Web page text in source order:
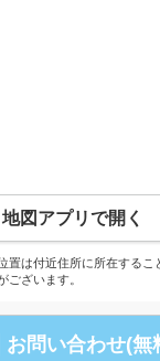
地図アプリで開く
置は付近住所に所在するこ
ございます。
お問い合わせ(無